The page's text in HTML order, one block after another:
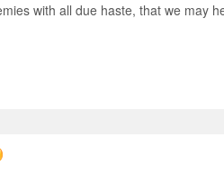
with all due haste, that we may